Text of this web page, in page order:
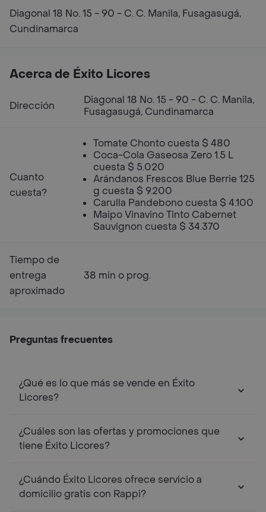
Diagonal 18 No. 15 - 90 - C. C. Manila, Fusagasugá,
Cundinamarca
Acerca de Éxito Licores
Dirección
Diagonal 18 No. 15 - 90 - C. C. Manila,
Fusagasugá, Cundinamarca
Cuanto
cuesta?
Tomate Chonto cuesta $ 480
Coca-Cola Gaseosa Zero 1.5 L
cuesta $ 5.020
Arándanos Frescos Blue Berrie 125
g cuesta $ 9.200
Carulla Pandebono cuesta $ 4.100
Maipo Vinavino Tinto Cabernet
Sauvignon cuesta $ 34.370
Tiempo de
entrega
aproximado
38 min o prog.
Preguntas frecuentes
¿Qué es lo que más se vende en Éxito
Licores?
¿Cuáles son las ofertas y promociones que
tiene Éxito Licores?
¿Cuándo Éxito Licores ofrece servicio a
domicilio gratis con Rappi?